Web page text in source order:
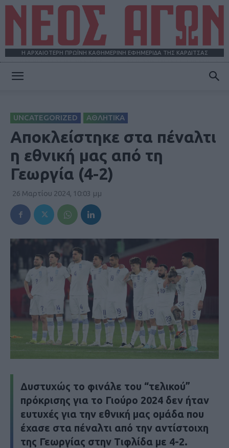
Η ΑΡΧΑΙΟΤΕΡΗ ΠΡΩΪΝΗ ΚΑΘΗΜΕΡΙΝΗ ΕΦΗΜΕΡΙΔΑ ΤΗΣ ΚΑΡΔΙΤΣΑΣ
ΑΓΩΝ
UNCATEGORIZED ΑΘΛΗΤΙΚΑ
Αποκλείστηκε στα πέναλτι
η εθνική μας από τη
Γεωργία (4-2)
26 Μαρτίου 2024, 10:03 μμ
Δυστυχώς το φινάλε του “τελικού”
πρόκρισης για το Γιούρο 2024 δεν ήταν
ευτυχές για την εθνική μας ομάδα που
έχασε στα πέναλτι από την αντίστοιχη
της Γεωργίας στην Τιφλίδα με 4-2.